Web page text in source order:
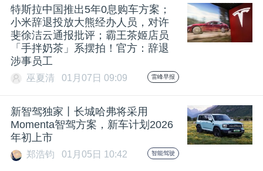
特斯拉中国推出5年0息购车方案；
小米辞退投放大熊经办人员，对许
斐徐洁云通报批评；霸王茶姬店员
「手拌奶茶」系摆拍！官方：辞退
涉事员工
巫夏清 01月07日 09:09 雷峰早报
新智驾独家丨长城哈弗将采用
Momenta智驾方案，新车计划2026
年初上市
郑浩钧 01月05日 10:42 智能驾驶